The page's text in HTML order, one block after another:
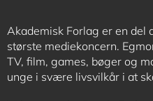
Akademisk Forlag er en del
største mediekoncern.
TV, film, games, bøger og
unge i svære livsvilkår i at